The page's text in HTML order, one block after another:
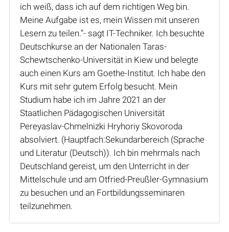
ich weiß, dass ich auf dem richtigen Weg bin.
Meine Aufgabe ist es, mein Wissen mit unseren
Lesern zu teilen.“- sagt IT-Techniker. Ich besuchte
Deutschkurse an der Nationalen Taras-
Schewtschenko-Universität in Kiew und belegte
auch einen Kurs am Goethe-Institut. Ich habe den
Kurs mit sehr gutem Erfolg besucht. Mein
Studium habe ich im Jahre 2021 an der
Staatlichen Pädagogischen Universität
Pereyaslav-Chmelnizki Hryhoriy Skovoroda
absolviert. (Hauptfach:Sekundarbereich (Sprache
und Literatur (Deutsch)). Ich bin mehrmals nach
Deutschland gereist, um den Unterricht in der
Mittelschule und am Otfried-Preußler-Gymnasium
zu besuchen und an Fortbildungsseminaren
teilzunehmen.